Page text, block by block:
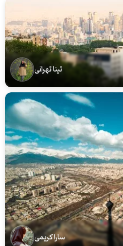
تینا تهرانی
سارا کریمی